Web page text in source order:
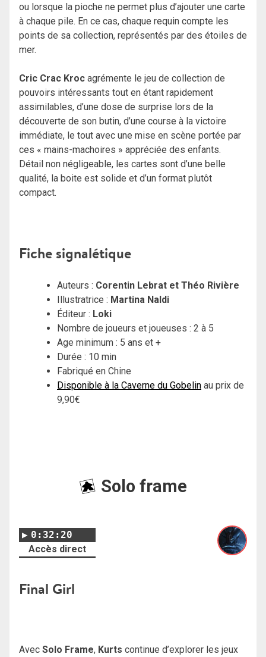
ou lorsque la pioche ne permet plus d’ajouter une carte
à chaque pile. En ce cas, chaque requin compte les
points de sa collection, représentés par des étoiles de
mer.
Cric Crac Kroc agrémente le jeu de collection de
pouvoirs intéressants tout en étant rapidement
assimilables, d’une dose de surprise lors de la
découverte de son butin, d’une course à la victoire
immédiate, le tout avec une mise en scène portée par
ces « mains-machoires » appréciée des enfants.
Détail non négligeable, les cartes sont d’une belle
qualité, la boite est solide et d’un format plutôt
compact.
Fiche signalétique
Auteurs : Corentin Lebrat et Théo Rivière
Illustratrice : Martina Naldi
Éditeur : Loki
Nombre de joueurs et joueuses : 2 à 5
Age minimum : 5 ans et +
Durée : 10 min
Fabriqué en Chine
Disponible à la Caverne du Gobelin au prix de
9,90€
Solo frame
0:32:20
Accès direct
Final Girl
Avec Solo Frame, Kurts continue d’explorer les jeux